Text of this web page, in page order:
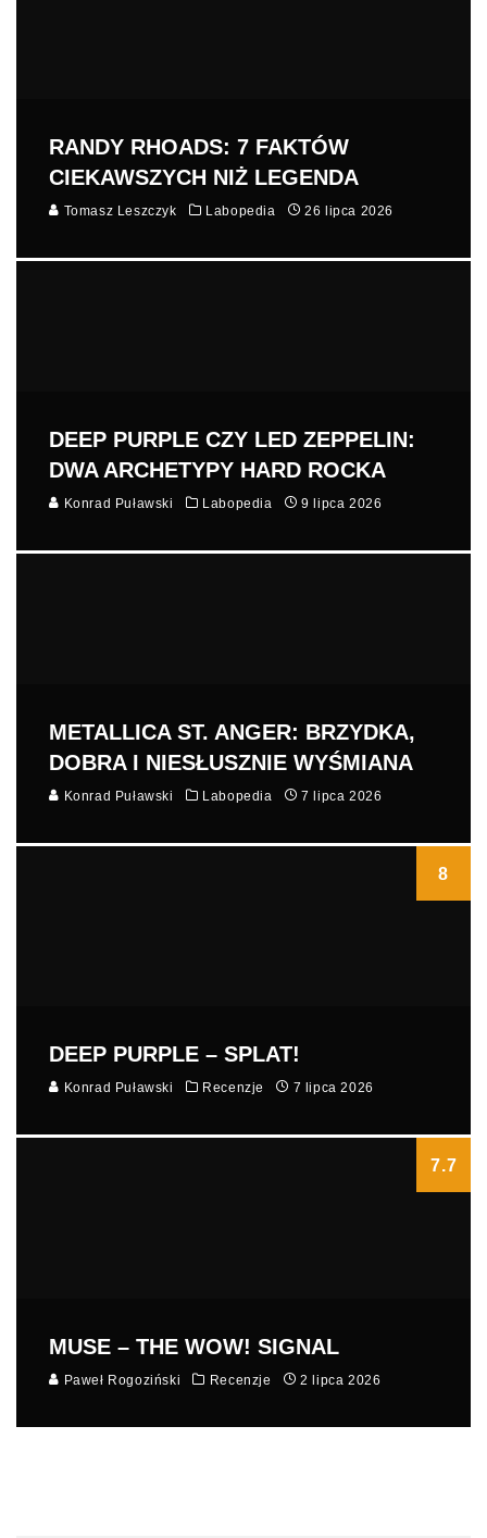
RANDY RHOADS: 7 FAKTÓW
CIEKAWSZYCH NIŻ LEGENDA
Tomasz Leszczyk Labopedia 26 lipca 2026
DEEP PURPLE CZY LED ZEPPELIN:
DWA ARCHETYPY HARD ROCKA
Konrad Puławski Labopedia 9 lipca 2026
METALLICA ST. ANGER: BRZYDKA,
DOBRA I NIESŁUSZNIE WYŚMIANA
Konrad Puławski Labopedia 7 lipca 2026
8
DEEP PURPLE – SPLAT!
Konrad Puławski Recenzje 7 lipca 2026
7.7
MUSE – THE WOW! SIGNAL
Paweł Rogoziński Recenzje 2 lipca 2026